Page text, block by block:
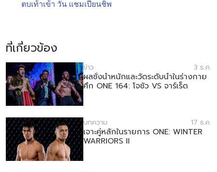
ตบเท้าเข้า วัน แชมเปียนชิพ
ที่เกี่ยวข้อง
ข่าว 3 ธ.ค.
ผลชั่งน้ำหนักและวัดระดับน้ำในร่างกาย
ศึก ONE 164: โจชัว VS จาร์เร็ด
บทความ 17 ธ.ค.
เจาะคู่หลักในรายการ ONE: WINTER
WARRIORS II